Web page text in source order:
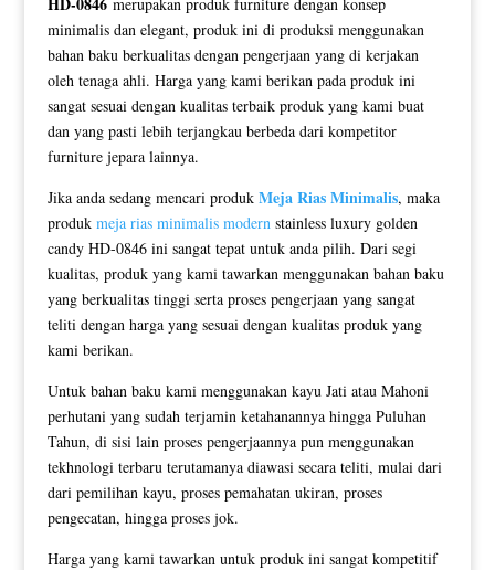
minimalis dan elegant, produk ini di produksi menggunakan
bahan baku berkualitas dengan pengerjaan yang di kerjakan
oleh tenaga ahli. Harga yang kami berikan pada produk ini
sangat sesuai dengan kualitas terbaik produk yang kami buat
dan yang pasti lebih terjangkau berbeda dari kompetitor
furniture jepara lainnya.
Jika anda sedang mencari produk Meja Rias Minimalis, maka
produk meja rias minimalis modern stainless luxury golden
candy HD-0846 ini sangat tepat untuk anda pilih. Dari segi
kualitas, produk yang kami tawarkan menggunakan bahan baku
yang berkualitas tinggi serta proses pengerjaan yang sangat
teliti dengan harga yang sesuai dengan kualitas produk yang
kami berikan.
Untuk bahan baku kami menggunakan kayu Jati atau Mahoni
perhutani yang sudah terjamin ketahanannya hingga Puluhan
Tahun, di sisi lain proses pengerjaannya pun menggunakan
tekhnologi terbaru terutamanya diawasi secara teliti, mulai dari
dari pemilihan kayu, proses pemahatan ukiran, proses
pengecatan, hingga proses jok.
Harga yang kami tawarkan untuk produk ini sangat kompetitif